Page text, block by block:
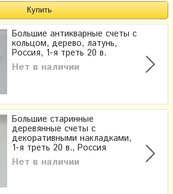
Большие антикварные счеты с
кольцом, дерево, латунь,
Россия, 1-я треть 20 в.
Нет в наличии
Большие старинные
деревянные счеты с
декоративными накладками,
1-я треть 20 в., Россия
Нет в наличии